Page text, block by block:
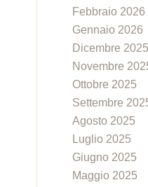
Febbraio 2026
Gennaio 2026
Dicembre 2025
Novembre
Ottobre 2025
Settembre
Agosto 2025
Luglio 2025
Giugno 2025
Maggio 2025